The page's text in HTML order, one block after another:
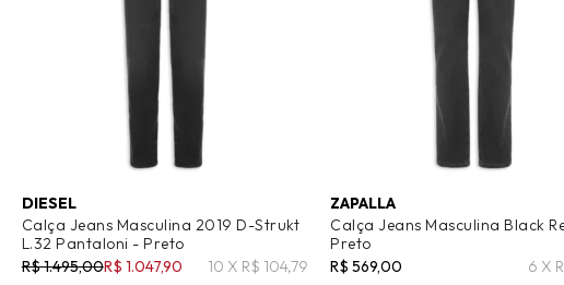
DIESEL
Calça Jeans Masculina 2019 D-Strukt
L.32 Pantaloni - Preto
R$ 1.495,00R$ 1.047,90 10 X R$ 104,79
ZAPALLA
Calça Jeans Masculina Black
Preto
R$ 569,00
6 X